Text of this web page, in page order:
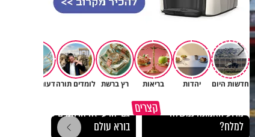
חדשות היום יהדות בריאות רץ ברשת לומדים תורהדעות וטורים
קצרים
מדוע האמונה נמשלה
למלח?
גם ׳הרע׳ זה הרחמים של
בורא עולם